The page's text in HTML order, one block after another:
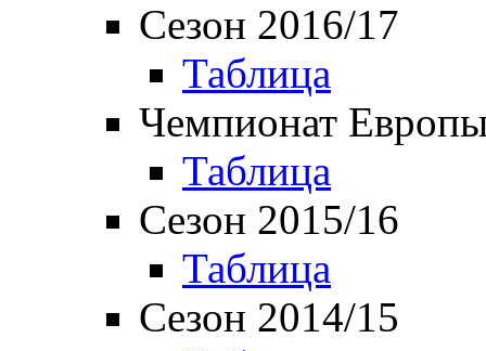
Сезон 2016/17
Таблица
Чемпионат
Таблица
Сезон 2015/16
Таблица
Сезон 2014/15